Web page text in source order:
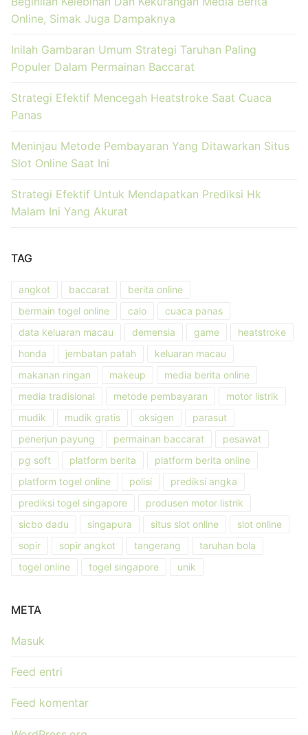
Online, Simak Juga Dampaknya
Inilah Gambaran Umum Strategi Taruhan Paling
Populer Dalam Permainan Baccarat
Strategi Efektif Mencegah Heatstroke Saat Cuaca
Panas
Meninjau Metode Pembayaran Yang Ditawarkan Situs
Slot Online Saat Ini
Strategi Efektif Untuk Mendapatkan Prediksi Hk
Malam Ini Yang Akurat
TAG
angkot baccarat
berita online
bermain togel online
calo
cuaca panas
data keluaran macau
demensia game
heatstroke
honda
jembatan patah
keluaran macau
makanan ringan
makeup
media berita online
media tradisional
metode pembayaran
motor listrik
mudik
mudik gratis oksigen
parasut
penerjun payung
permainan baccarat
pesawat
pg soft
platform berita
platform berita online
platform togel online
polisi
prediksi angka
prediksi togel singapore
produsen motor listrik
sicbo dadu
singapura situs slot online
slot online
sopir
sopir angkot tangerang
taruhan bola
togel online
togel singapore unik
META
Masuk
Feed entri
Feed komentar